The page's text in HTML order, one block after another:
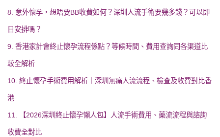
8. 意外懷孕，想唔要BB收費如何？深圳人流手術要幾多錢？可以即
日安排嗎？
9. 香港家計會終止懷孕流程係點？等候時間、費用查詢同各渠道比
較全解析
10. 終止懷孕手術費用解析｜深圳無痛人流流程、檢查及收費對比香
港
11. 【2026深圳終止懷孕懶人包】人流手術費用、藥流流程與諮詢
收費全對比